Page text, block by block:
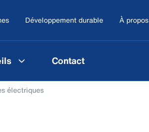
Développement durable À propos
Contact
électriques